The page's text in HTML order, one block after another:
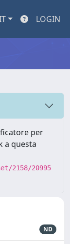
LOGIN
per
a questa
2158/20995
ND